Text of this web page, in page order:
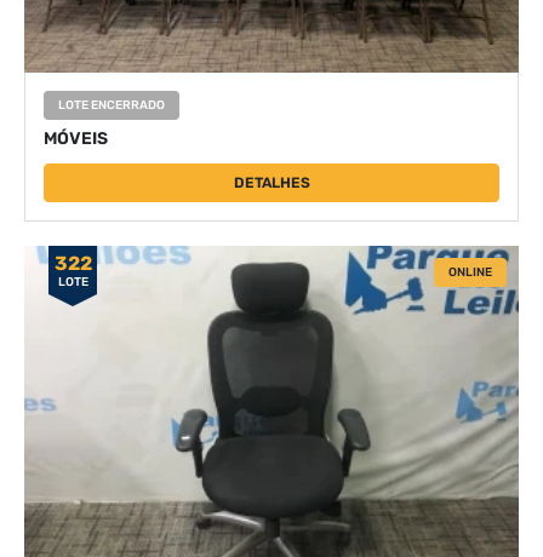
LOTE ENCERRADO
MÓVEIS
DETALHES
322
LOTE
ONLINE